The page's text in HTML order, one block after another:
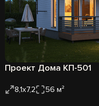
Проект Дома КП-501
8,1х7,2 56 м²